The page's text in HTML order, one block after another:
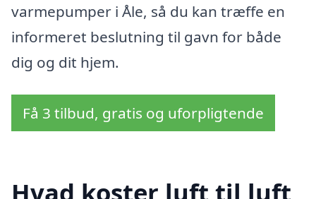
varmepumper i Åle, så du kan træffe en
informeret beslutning til gavn for både
dig og dit hjem.
Få 3 tilbud, gratis og uforpligtende